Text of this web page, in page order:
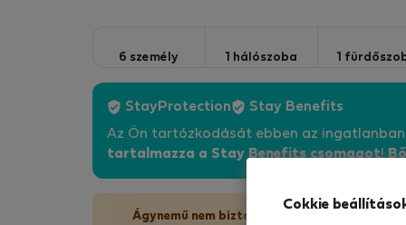
6 személy 1 hálószoba 1
StayProtection Stay Benefits
Az Ön tartózkodását ebben az ingatlanban
tartalmazza a Stay Benefits csomagot!
Ágynemű nem biztosított
Cokkie